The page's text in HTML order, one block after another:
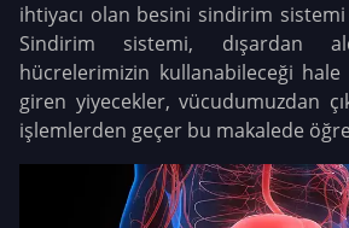
ihtiyacı olan besini sindirim sistemi
Sindirim sistemi, dışardan
hücrelerimizin kullanabileceği hale
giren yiyecekler, vücudumuzdan
işlemlerden geçer bu makalede